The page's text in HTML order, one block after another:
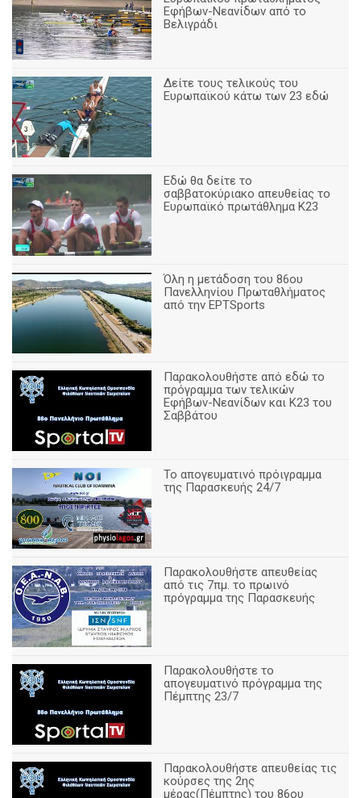
Εφήβων-Νεανίδων από το
Βελιγράδι
Δείτε τους τελικούς του
Ευρωπαϊκού κάτω των 23 εδώ
Εδώ θα δείτε το
σαββατοκύριακο απευθείας το
Ευρωπαϊκό πρωτάθλημα Κ23
Όλη η μετάδοση του 86ου
Πανελληνίου Πρωταθλήματος
από την ΕΡΤSports
Παρακολουθήστε από εδώ το
πρόγραμμα των τελικών
Εφήβων-Νεανίδων και Κ23 του
Σαββάτου
Το απογευματινό πρόιγραμμα
της Παρασκευής 24/7
Παρακολουθήστε απευθείας
από τις 7πμ. το πρωινό
πρόγραμμα της Παρασκευής
Παρακολουθήστε το
απογευματινό πρόγραμμα της
Πέμπτης 23/7
Παρακολουθήστε απευθείας τις
κούρσες της 2ης
μέρας(Πέμπτης) του 86ου